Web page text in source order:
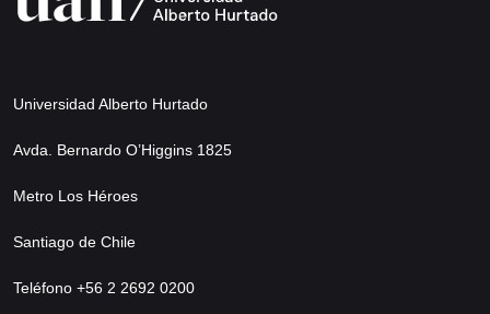
Universidad Alberto Hurtado
Avda. Bernardo O’Higgins 1825
Metro Los Héroes
Santiago de Chile
Teléfono +56 2 2692 0200